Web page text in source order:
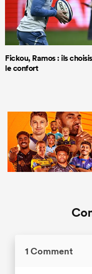
Fickou, Ramos : ils
le confort
1 Comment